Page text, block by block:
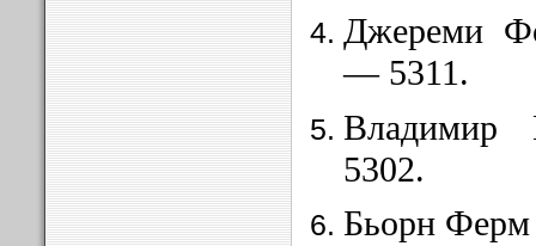
Джереми
— 5311.
5302.
Бьорн